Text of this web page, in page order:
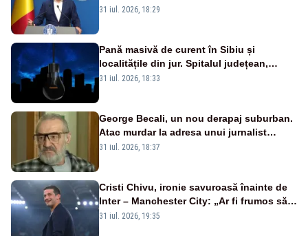
a anunțat importuri și posibile restricții –
31 iul. 2026, 18:29
Pană masivă de curent în Sibiu și
localitățile din jur. Spitalul județean,
semafoarele, rețelele de telefonie, grav
31 iul. 2026, 18:33
George Becali, un nou derapaj suburban.
Atac murdar la adresa unui jurnalist
sportiv – AUDIO
31 iul. 2026, 18:37
Cristi Chivu, ironie savuroasă înainte de
Inter – Manchester City: „Ar fi frumos să
mai cumpărați și de la noi”
31 iul. 2026, 19:35